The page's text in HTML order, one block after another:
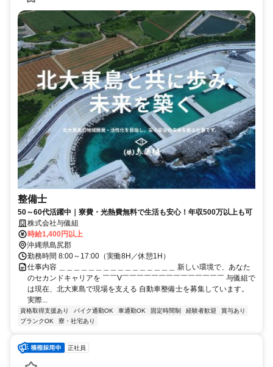
整備士
50～60代活躍中｜寮費・光熱費無料で生活も安心！年収500万以上も可
株式会社与儀組
時給1,400円以上
沖縄県島尻郡
勤務時間 8:00～17:00（実働8H／休憩1H）
仕事内容 ＿＿＿＿＿＿＿＿＿＿＿＿＿＿＿＿ 新しい環境で、あなた
のセカンドキャリアを ￣￣V￣￣￣￣￣￣￣￣￣￣￣￣￣￣ 与儀組で
は現在、北大東島で現場を支える 自動車整備士を募集しています。
実際...
資格取得支援あり バイク通勤OK 車通勤OK 固定時間制 経験者歓迎
賞与あり
ブランクOK
寮・社宅あり
正社員